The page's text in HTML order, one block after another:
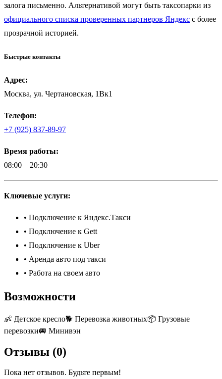
залога письменно. Альтернативой могут быть таксопарки из
официального списка проверенных партнеров Яндекс с более
прозрачной историей.
Быстрые контакты
Адрес:
Москва, ул. Чертановская, 1Вк1
Телефон:
+7 (925) 837-89-97
Время работы:
08:00 – 20:30
Ключевые услуги:
• Подключение к Яндекс.Такси
• Подключение к Gett
• Подключение к Uber
• Аренда авто под такси
• Работа на своем авто
Возможности
👶 Детское кресло🐕 Перевозка животных📦 Грузовые
перевозки🚐 Минивэн
Отзывы (0)
Пока нет отзывов. Будьте первым!